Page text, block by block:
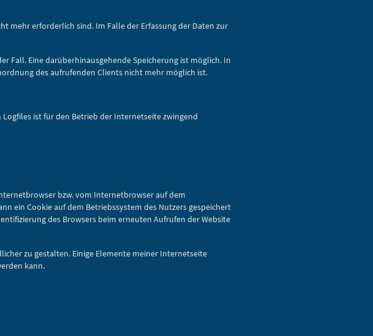
mehr erforderlich sind. Im Falle der Erfassung der Daten zur
Fall. Eine darüberhinausgehende Speicherung ist möglich. In
des aufrufenden Clients nicht mehr möglich ist.
ist für den Betrieb der Internetseite zwingend
bzw. vom Internetbrowser auf dem
ein Cookie auf dem Betriebssystem des Nutzers gespeichert
des Browsers beim erneuten Aufrufen der Website
zu gestalten. Einige Elemente meiner Internetseite
kann.